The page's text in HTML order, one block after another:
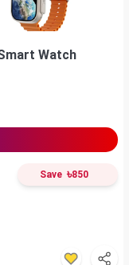
Watch
Save ৳850